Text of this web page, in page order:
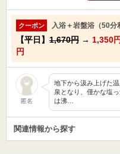
クーポン 入浴＋岩盤浴（50分
【平日】 1,670円 → 1,350円
円
匿名
地下から汲み上げた
泉となり、僅かな塩
は沸…
関連情報から探す